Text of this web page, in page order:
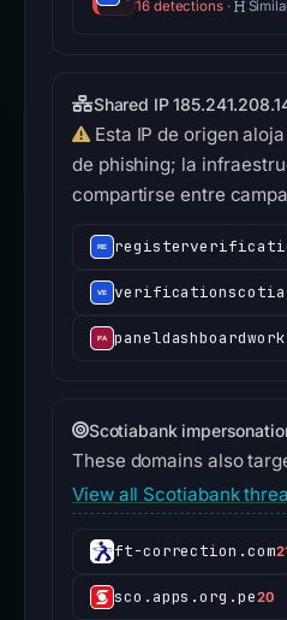
16 detections·
Shared IP
Esta IP de origen
de phishing; la
compartirse entre
Scotiabank
These domains also
View all Scotiabank
ft-correction.com
sco.apps.org.pe20